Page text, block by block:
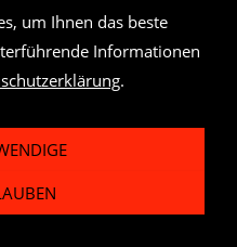
um Ihnen das beste
Informationen
.